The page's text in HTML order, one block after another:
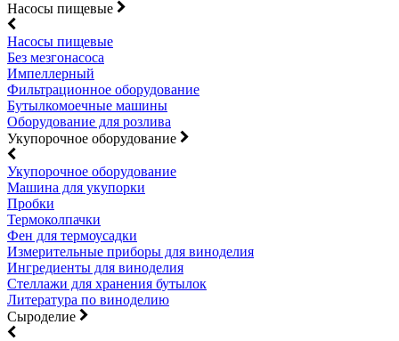
Насосы пищевые
Насосы пищевые
Без мезгонасоса
Импеллерный
Фильтрационное оборудование
Бутылкомоечные машины
Оборудование для розлива
Укупорочное оборудование
Укупорочное оборудование
Машина для укупорки
Пробки
Термоколпачки
Фен для термоусадки
Измерительные приборы для виноделия
Ингредиенты для виноделия
Стеллажи для хранения бутылок
Литература по виноделию
Сыроделие